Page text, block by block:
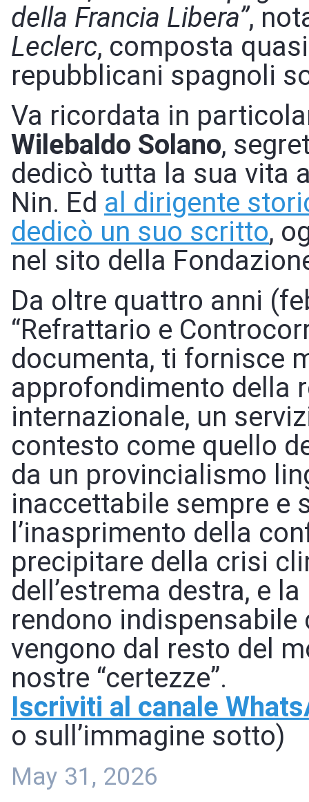
della Francia Libera”,
Leclerc, composta
repubblicani spagnoli
Va ricordata in
Wilebaldo Solano,
dedicò tutta la sua vita
Nin. Ed al dirigente
dedicò un suo scritto,
nel sito della
Da oltre quattro anni
“Refrattario e
documenta, ti fornisce
approfondimento della
internazionale, un
contesto come quello
da un provincialismo
inaccettabile sempre e
l’inasprimento della
precipitare della crisi
dell’estrema destra, e
rendono
vengono dal resto del
nostre “certezze”.
Iscriviti al canale
o sull’immagine sotto)
May 31, 2026